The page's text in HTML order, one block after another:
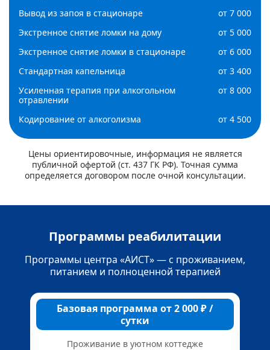
Вывод из запоя в стационаре
от 7 000
Экстренное снятие ломки на дому
от 5 000
Экстренное снятие ломки в стационаре
от 6 000
Стандартная капельница
от 3 400
Усиленная терапия при алкогольном
отравлении
от 8 000
Кодирование от алкоголизма от 4 500
Цены ориентировочные, информация не является
публичной офертой (ст. 437 ГК РФ). Точная сумма
определяется договором после очной консультации.
Программы реабилитации
Программы центра «АИСТ» — с проживанием,
питанием и полноценной терапией
Базовая программа от 2 000 ₽ /
сутки
Проживание в уютном коттедже